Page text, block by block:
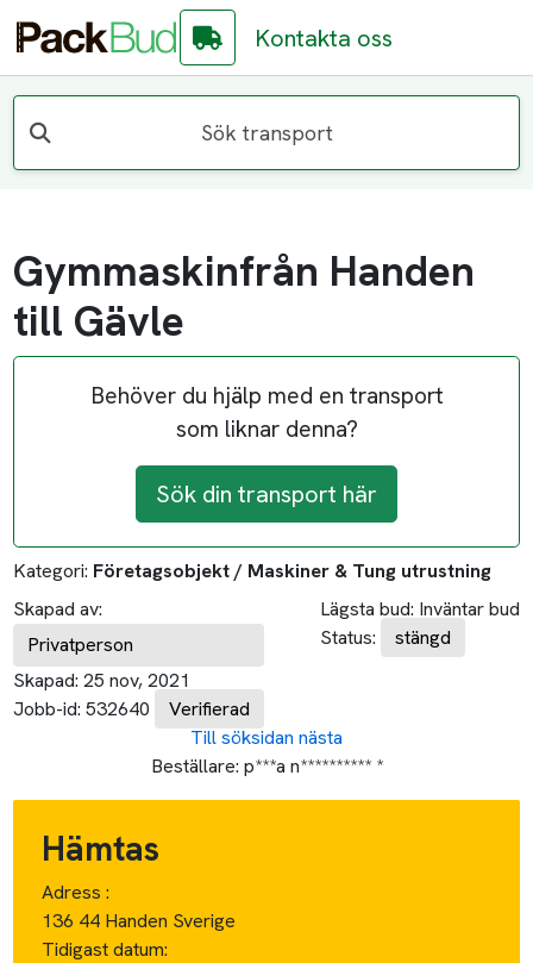
Kontakta oss
Sök transport
Gymmaskinfrån Handen
till Gävle
Behöver du hjälp med en transport
som liknar denna?
Sök din transport här
Kategori: Företagsobjekt / Maskiner & Tung utrustning
Skapad av:
Privatperson
Skapad: 25 nov, 2021
Jobb-id: 532640 Verifierad
Lägsta bud: Inväntar bud
Status:
stängd
Till söksidan nästa
Beställare: p***a n********** *
Hämtas
Adress :
136 44 Handen Sverige
Tidigast datum: